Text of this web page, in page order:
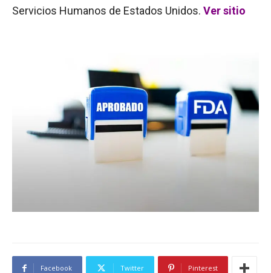
Servicios Humanos de Estados Unidos. Ver sitio
Facebook Twitter Pinterest